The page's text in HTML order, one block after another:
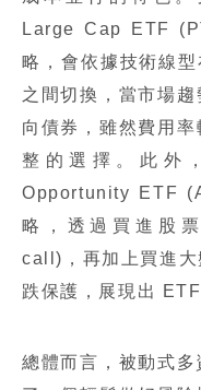
Large Cap ETF
略，會依據技術線型
之間切換，當市場
向債券，雖然費用
整的選擇。此外，
Opportunity ETF
略，透過買進股
call) ，再加上買進
跌保護，展現出
總體而言，被動式多